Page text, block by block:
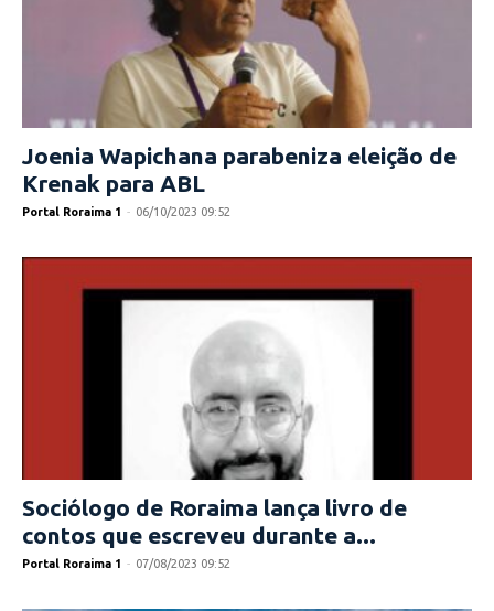
Joenia Wapichana parabeniza eleição de
Krenak para ABL
Portal Roraima 1 - 06/10/2023 09:52
Sociólogo de Roraima lança livro de
contos que escreveu durante a...
Portal Roraima 1 - 07/08/2023 09:52